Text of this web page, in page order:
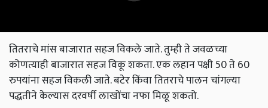
तितराचे मांस बाजारात सहज विकले जाते. तुम्ही ते जवळच्या
कोणत्याही बाजारात सहज विकू शकता. एक लहान पक्षी 50 ते 60
रुपयांना सहज विकली जाते. बटेर किंवा तितराचे पालन चांगल्या
पद्धतीने केल्यास दरवर्षी लाखोंचा नफा मिळू शकतो.